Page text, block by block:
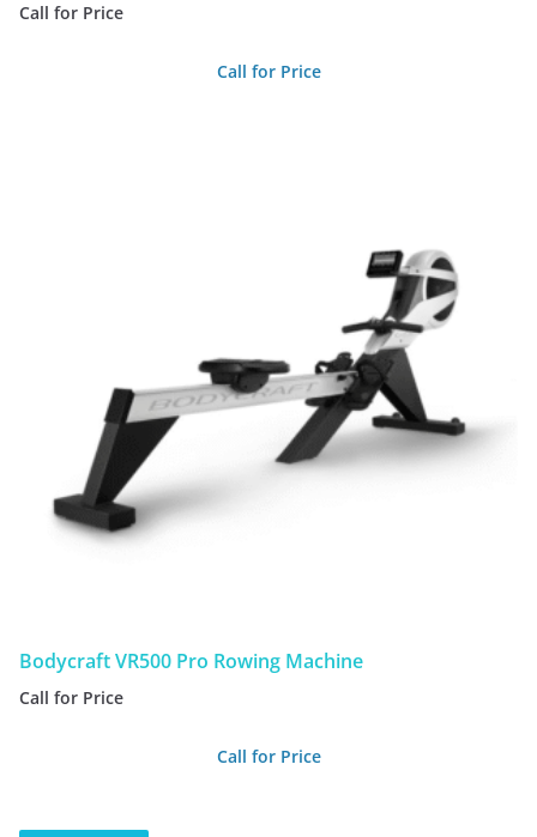
Call for Price
Call for Price
Bodycraft VR500 Pro Rowing Machine
Call for Price
Call for Price